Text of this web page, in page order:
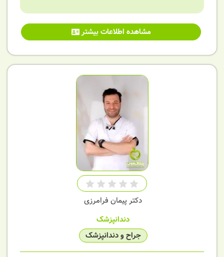
مشاهده اطلاعات بیشتر
دکتر پیمان فرامرزی
دندانپزشک
جراح و دندانپزشک